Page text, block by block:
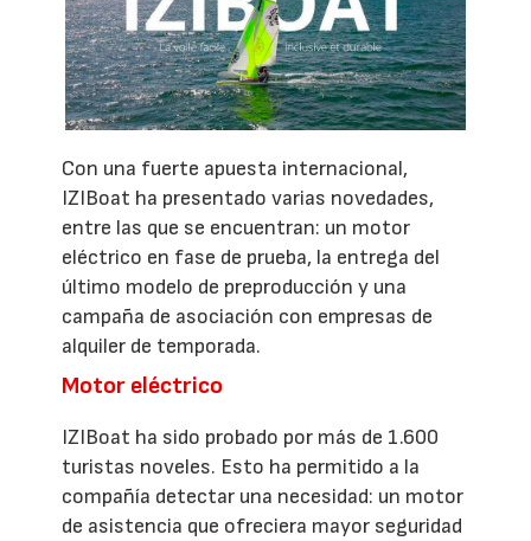
Con una fuerte apuesta internacional,
IZIBoat ha presentado varias novedades,
entre las que se encuentran: un motor
eléctrico en fase de prueba, la entrega del
último modelo de preproducción y una
campaña de asociación con empresas de
alquiler de temporada.
Motor eléctrico
IZIBoat ha sido probado por más de 1.600
turistas noveles. Esto ha permitido a la
compañía detectar una necesidad: un motor
de asistencia que ofreciera mayor seguridad